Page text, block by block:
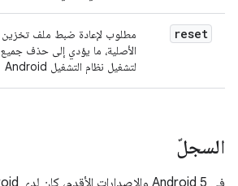
reset
مطلوب لإعادة ضبط ملف تخزين
الأصلية، ما يؤدي إلى حذف جميع
لتشغيل نظام التشغيل Android
السجلّ